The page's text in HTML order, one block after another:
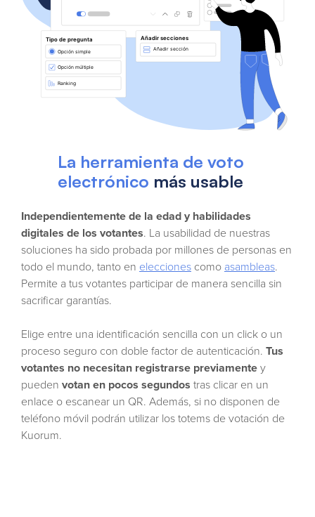
La herramienta de voto
electrónico más usable
Independientemente de la edad y habilidades
digitales de los votantes. La usabilidad de nuestras
soluciones ha sido probada por millones de personas en
todo el mundo, tanto en elecciones como asambleas.
Permite a tus votantes participar de manera sencilla sin
sacrificar garantías.
Elige entre una identificación sencilla con un click o un
proceso seguro con doble factor de autenticación. Tus
votantes no necesitan registrarse previamentey
pueden votan en pocos segundos tras clicar en un
enlace o escanear un QR. Además, si no disponen de
teléfono móvil podrán utilizar los totems de votación de
Kuorum.